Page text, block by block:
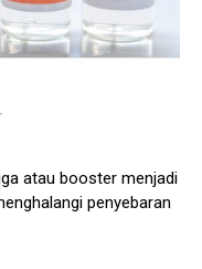
atau booster menjadi
penyebaran